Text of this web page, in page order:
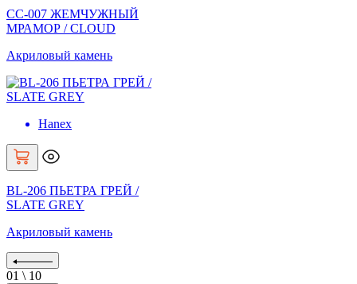
CC-007 ЖЕМЧУЖНЫЙ
МРАМОР / CLOUD
Акриловый камень
Hanex
BL-206 ПЬЕТРА ГРЕЙ /
SLATE GREY
Акриловый камень
01 \ 10